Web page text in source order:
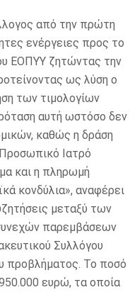
από την πρώτη
ενέργειες προς το
ΕΟΠΥΥ ζητώντας την
ως λύση ο
των τιμολογίων
αυτή ωστόσο δεν
καθώς η δράση
Ιατρό
και η πληρωμή
κονδύλια», αναφέρει
μεταξύ των
παρεμβάσεων
Συλλόγου
προβλήματος. Το ποσό
ευρώ, τα οποία